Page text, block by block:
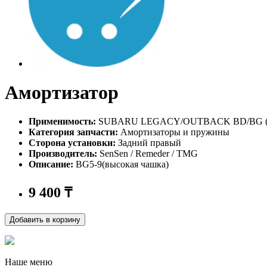
Амортизатор
Применимость: SUBARU LEGACY/OUTBACK BD/BG
Категория запчасти: Амортизаторы и пружины
Сторона установки: Задний правый
Производитель: SenSen / Remeder / TMG
Описание: BG5-9(высокая чашка)
9 400 ₸
Добавить в корзину
Наше меню